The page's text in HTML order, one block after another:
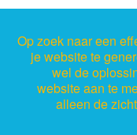
Op zoek naar een
je website te
wel de
website aan te
alleen de